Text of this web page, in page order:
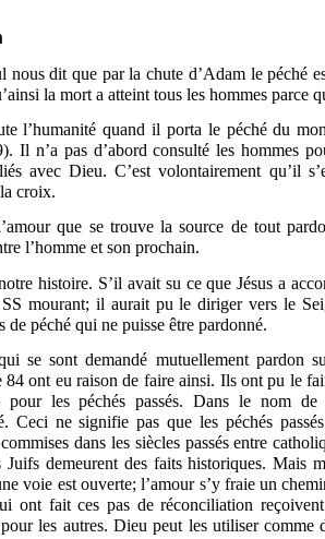
nous dit que par la chute d’Adam le péché
la mort a atteint tous les hommes parce
l’humanité quand il porta le péché du
Il n’a pas d’abord consulté les hommes
avec Dieu. C’est volontairement qu’il
croix.
que se trouve la source de tout
l’homme et son prochain.
histoire. S’il avait su ce que Jésus a
mourant; il aurait pu le diriger vers le
de péché qui ne puisse être pardonné.
se sont demandé mutuellement pardon
84 ont eu raison de faire ainsi. Ils ont pu le
pour les péchés passés. Dans le nom
Ceci ne signifie pas que les péchés
dans les siècles passés entre
demeurent des faits historiques. Mais
voie est ouverte; l’amour s’y fraie un
ont fait ces pas de réconciliation
les autres. Dieu peut les utiliser comme